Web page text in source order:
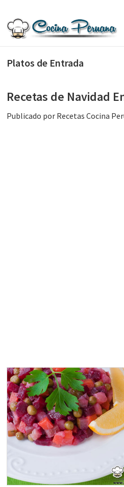
contenido
lateral
Cocina
de
Comida
Peruana
Platos de Entrada
Recetas de Navidad
Publicado por Recetas Cocina